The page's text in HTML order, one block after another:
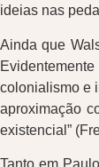
ideias nas
Ainda que
colonialismo e
aproximação
existencial”
Tanto em